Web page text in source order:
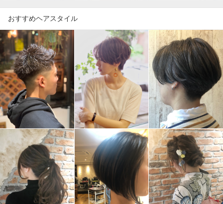
おすすめヘアスタイル